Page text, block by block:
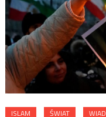
ISLAM ŚWIAT